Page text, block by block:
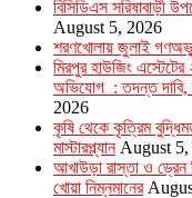
বিসিডিএস সরিষাবাড়ী
August 5, 2026
শরণখোলায় জুলাই
মিরপুর হাউজিং এস্টেটের
অভিযোগ : তদন্ত দাবি,
2026
কৃষি থেকে কৃত্রিম
মাস্টারপ্ল্যান August
আখাউড়া রাস্তা ও ড্রেন
খোয়া নিম্নমানের